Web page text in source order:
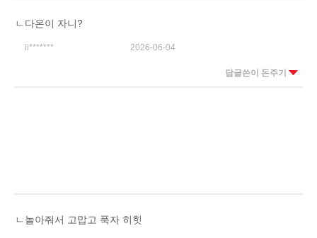
ㄴ다온이 자니?
ii******* 2026-06-04
답글쓴이 돈주기
ㄴ놀아줘서 고맙고 푹자 히힛